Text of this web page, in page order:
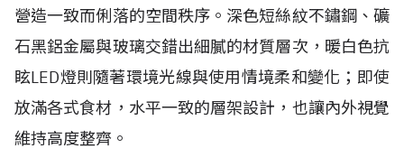
營造一致而俐落的空間秩序。深色短絲紋不鏽鋼、礦
石黑鋁金屬與玻璃交錯出細膩的材質層次，暖白色抗
眩LED燈則隨著環境光線與使用情境柔和變化；即使
放滿各式食材，水平一致的層架設計，也讓內外視覺
維持高度整齊。